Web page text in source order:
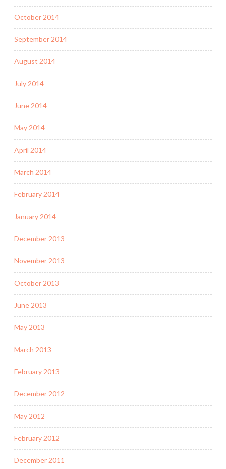
October 2014
September 2014
August 2014
July 2014
June 2014
May 2014
April 2014
March 2014
February 2014
January 2014
December 2013
November 2013
October 2013
June 2013
May 2013
March 2013
February 2013
December 2012
May 2012
February 2012
December 2011